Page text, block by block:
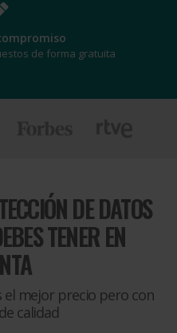
precio!
descuentos
DE DATOS
TENER EN
el mejor precio pero con
calidad